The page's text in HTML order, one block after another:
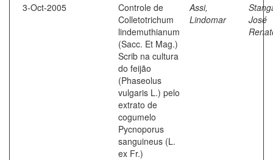
3-Oct-2005
Controle de
Colletotrichum
lindemuthianum
(Sacc. Et Mag.)
Scrib na cultura
do feijão
(Phaseolus
vulgaris L.) pelo
extrato de
cogumelo
Pycnoporus
sanguineus (L.
ex Fr.)
Assi,
Lindomar
José